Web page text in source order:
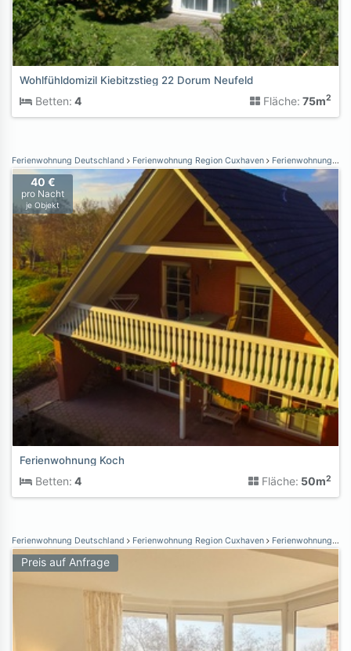
Wohlfühldomizil Kiebitzstieg 22 Dorum Neufeld
Betten: 4 Fläche: 75m2
Ferienwohnung Deutschland Ferienwohnung Region Cuxhaven Ferienwohnung Otterndorf
40 €
pro Nacht
je Objekt
Ferienwohnung Koch
Betten: 4 Fläche: 50m2
Ferienwohnung Deutschland Ferienwohnung Region Cuxhaven Ferienwohnung Cuxhaven
Preis auf Anfrage